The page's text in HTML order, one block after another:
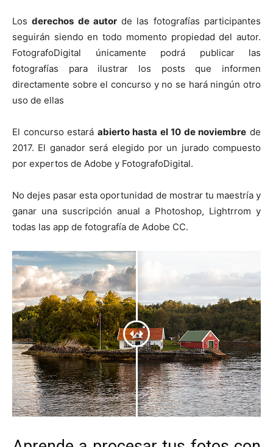
Losderechos de autorde las fotografías participantes
seguirán siendo en todo momento propiedad del autor.
FotografoDigital únicamente podrá publicar las
fotografías para ilustrar los posts que informen
directamente sobre el concurso y no se hará ningún otro
uso de ellas
El concurso estará abierto hasta el 10 de noviembre de
2017. El ganador será elegido por un jurado compuesto
por expertos de Adobe y FotografoDigital.
No dejes pasar esta oportunidad de mostrar tu maestría y
ganar una suscripción anual a Photoshop, Lightrrom y
todas las app de fotografía de Adobe CC.